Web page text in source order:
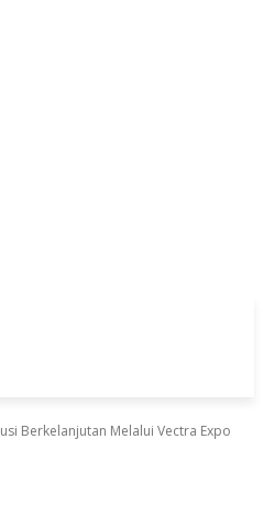
Berkelanjutan Melalui Vectra Expo